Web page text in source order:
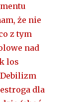
że nie
z tym
nad
los
Debilizm
dla